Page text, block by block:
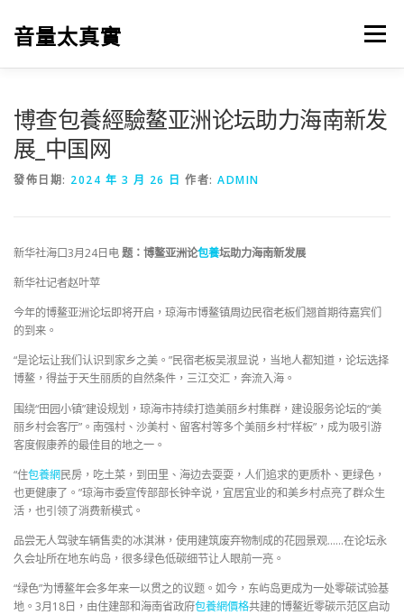
音量太真實 選單
博查包養經驗鳌亚洲论坛助力海南新发
展_中国网
發佈日期: 2024 年 3 月 26 日 作者: ADMIN
新华社海口3月24日电题：博鳌亚洲论包養坛助力海南新发展
新华社记者赵叶苹
今年的博鳌亚洲论坛即将开启，琼海市博鳌镇周边民宿老板们翘首期待嘉宾们
的到来。
“是论坛让我们认识到家乡之美。”民宿老板吴淑显说，当地人都知道，论坛选择
博鳌，得益于天生丽质的自然条件，三江交汇，奔流入海。
围绕“田园小镇”建设规划，琼海市持续打造美丽乡村集群，建设服务论坛的“美
丽乡村会客厅”。南强村、沙美村、留客村等多个美丽乡村“样板”，成为吸引游
客度假康养的最佳目的地之一。
“住包養網民房，吃土菜，到田里、海边去耍耍，人们追求的更质朴、更绿色，
也更健康了。”琼海市委宣传部部长钟辛说，宜居宜业的和美乡村点亮了群众生
活，也引领了消费新模式。
品尝无人驾驶车辆售卖的冰淇淋，使用建筑废弃物制成的花园景观……在论坛永
久会址所在地东屿岛，很多绿色低碳细节让人眼前一亮。
“绿色”为博鳌年会多年来一以贯之的议题。如今，东屿岛更成为一处零碳试验基
地。3月18日，由住建部和海南省政府包養網價格共建的博鳌近零碳示范区启动